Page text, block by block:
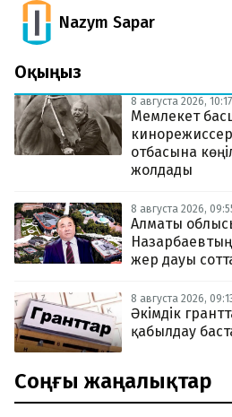
Nazym Sapar
Оқыңыз
8 августа 2026, 10:17
Мемлекет
отбасына
жолдады
8 августа 2026,
Алматы
жер дауы
8 августа 2026,
Әкімдік
қабылдау
Соңғы жаңалықтар